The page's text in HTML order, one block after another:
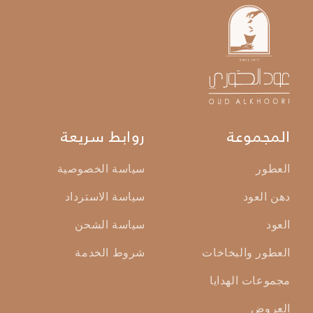
المجموعة
العطور
دهن العود
العود
العطور والبخاخات
مجموعات الهدايا
العروض
روابط سريعة
سياسة الخصوصية
سياسة الاسترداد
سياسة الشحن
شروط الخدمة